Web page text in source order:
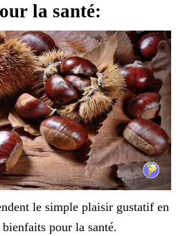
la santé:
le simple plaisir gustatif en
pour la santé.